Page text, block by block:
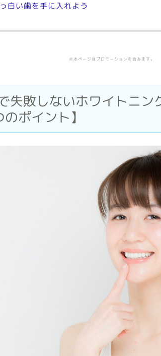
白い歯を手に入れよう
※本ページはプロモーションを含みます。
失敗しないホワイトニン
ポイント】